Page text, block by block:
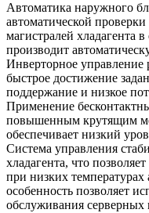
Автоматика наружного
автоматической
магистралей хладагента
производит
Инверторное управление
быстрое достижение
поддержание и низкое
Применение
повышенным крутящим
обеспечивает низкий
Система управления
хладагента, что
при низких температурах
особенность позволяет
обслуживания